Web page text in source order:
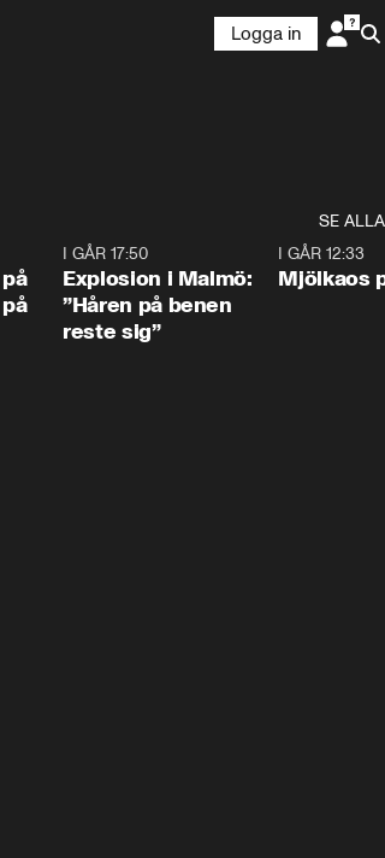
Logga in
SE ALLA
I GÅR 17:50
Explosion i Malmö:
”Håren på benen
reste sig”
I GÅR 12:33
Mjölkaos